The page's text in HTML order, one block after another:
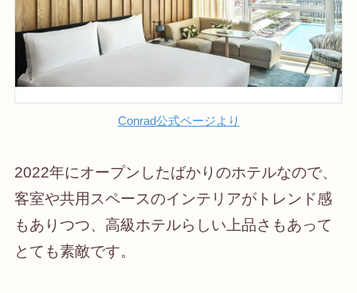
Conrad公式ページより
2022年にオープンしたばかりのホテルなので、
客室や共用スペースのインテリアがトレンド感
もありつつ、高級ホテルらしい上品さもあって
とても素敵です。